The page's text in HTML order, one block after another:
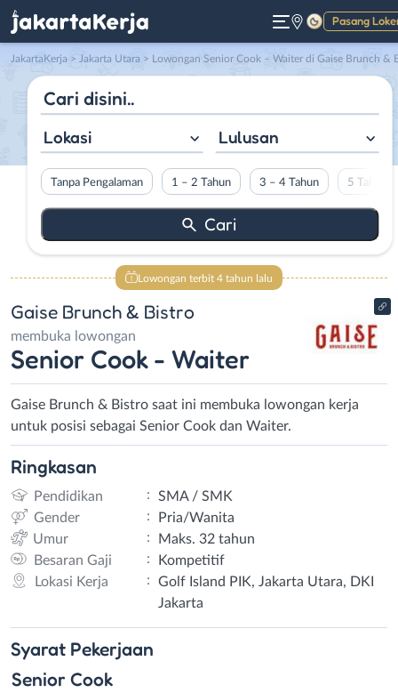
Pasang
Gelap
JakartaKerja > Jakarta Utara > Lowongan Senior Cook – Waiter di Gaise Brunch &
Lokasi Lulusan
Tanpa Pengalaman 1 – 2 Tahun 3 – 4 Tahun 5 Tahun
Lowongan terbit 4 tahun lalu
Gaise Brunch & Bistro
membuka lowongan
Senior Cook - Waiter
Gaise Brunch & Bistro saat ini membuka lowongan kerja
untuk posisi sebagai Senior Cook dan Waiter.
Ringkasan
Pendidikan :
SMA / SMK
Gender
:
Pria/Wanita
Umur
:
Maks. 32 tahun
Besaran Gaji
:
Kompetitif
Lokasi Kerja
:
Golf Island PIK, Jakarta Utara, DKI
Jakarta
Syarat Pekerjaan
Senior Cook